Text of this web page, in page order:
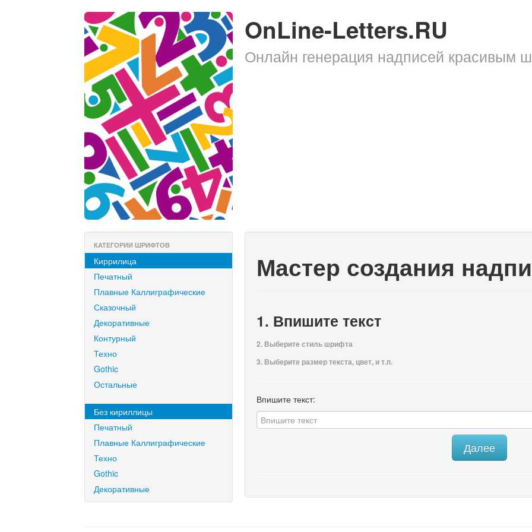
OnLine-Letters.RU
Онлайн генерация надписей красивым
КАТЕГОРИИ ШРИФТОВ
Киррилица
Печатный
Плавные Каллиграфические
Сказочный
Декоративные
Контурный
Техно
Gothic
Остальные
Без кириллицы
Печатный
Плавные Каллиграфические
Техно
Gothic
Декоративные
Мастер создания
1. Впишите текст
2. Выберите стиль шрифта
3. Выберите размер текста, цвет, и т.п.
Впишите текст:
Далее